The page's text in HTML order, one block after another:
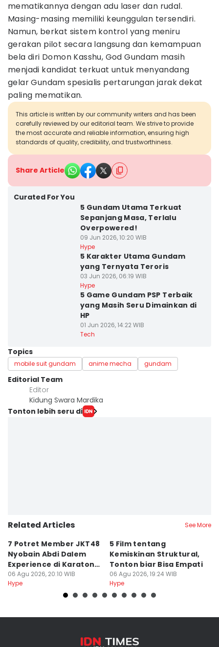
mematikannya dengan adu laser dan rudal.
Masing-masing memiliki keunggulan tersendiri.
Namun, berkat sistem kontrol yang meniru
gerakan pilot secara langsung dan kemampuan
bela diri Domon Kasshu, God Gundam masih
menjadi kandidat terkuat untuk menyandang
gelar Gundam spesialis pertarungan jarak dekat
paling mematikan.
This article is written by our community writers and has been
carefully reviewed by our editorial team. We strive to provide
the most accurate and reliable information, ensuring high
standards of quality, credibility, and trustworthiness.
Share Article
Curated For You
5 Gundam Utama Terkuat
Sepanjang Masa, Terlalu
Overpowered!
09 Jun 2026, 10:20 WIB
Hype
5 Karakter Utama Gundam
yang Ternyata Teroris
03 Jun 2026, 06:19 WIB
Hype
5 Game Gundam PSP Terbaik
yang Masih Seru Dimainkan di
HP
01 Jun 2026, 14:22 WIB
Tech
Topics
mobile suit gundam anime mecha gundam
Editorial Team
Editor
Kidung Swara Mardika
Tonton lebih seru di
Related Articles See More
7 Potret Member JKT48
Nyobain Abdi Dalem
Experience di Karaton
Yogyakarta
06 Agu 2026, 20:10 WIB
Hype
5 Film tentang
Kemiskinan Struktural,
Tonton biar Bisa Empati
06 Agu 2026, 19:24 WIB
Hype